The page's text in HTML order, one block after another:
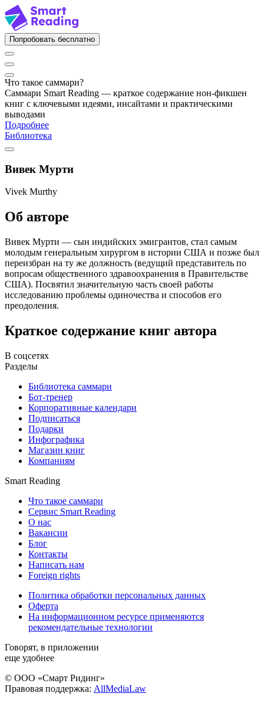
Попробовать бесплатно
Что такое саммари?
Саммари Smart Reading — краткое содержание нон-фикшен
книг с ключевыми идеями, инсайтами и практическими
выводами
Подробнее
Библиотека
Вивек Мурти
Vivek Murthy
Об авторе
Вивек Мурти — сын индийских эмигрантов, стал самым
молодым генеральным хирургом в истории США и позже был
переизбран на ту же должность (ведущий представитель по
вопросам общественного здравоохранения в Правительстве
США). Посвятил значительную часть своей работы
исследованию проблемы одиночества и способов его
преодоления.
Краткое содержание книг автора
В соцсетях
Разделы
Библиотека саммари
Бот-тренер
Корпоративные календари
Подписаться
Подарки
Инфографика
Магазин книг
Компаниям
Smart Reading
Что такое саммари
Сервис Smart Reading
О нас
Вакансии
Блог
Контакты
Написать нам
Foreign rights
Политика обработки персональных данных
Оферта
На информационном ресурсе применяются
рекомендательные технологии
Говорят, в приложении
еще удобнее
© ООО «Смарт Ридинг»
Правовая поддержка: AllMediaLaw